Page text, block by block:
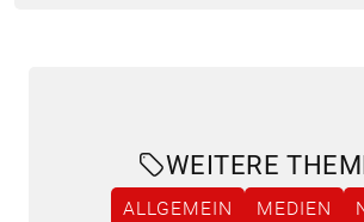
WEITERE
ALLGEMEIN MEDIEN